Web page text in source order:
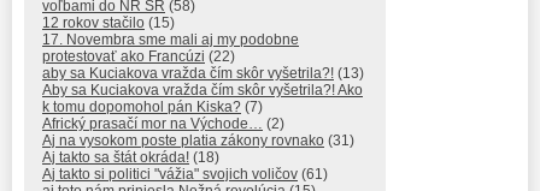
voľbami do NR SR (58)
12 rokov stačilo (15)
17. Novembra sme mali aj my podobne
protestovať ako Francúzi (22)
aby sa Kuciakova vražda čím skôr vyšetrila?! (13)
Aby sa Kuciakova vražda čím skôr vyšetrila?! Ako
k tomu dopomohol pán Kiska? (7)
Africký prasačí mor na Východe… (2)
Aj na vysokom poste platia zákony rovnako (31)
Aj takto sa štát okráda! (18)
Aj takto si politici "vážia" svojich voličov (61)